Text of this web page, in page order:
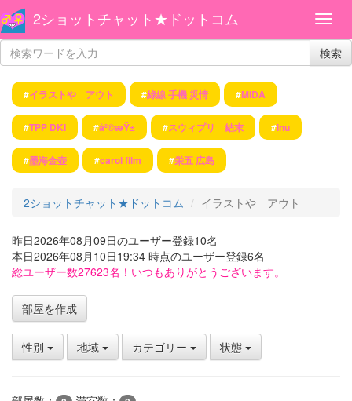
2ショットチャット★ドットコム
検索
#イラストや アウト #綠線 手機 災情 #MIDA
#TPP DKI #å²©æŸ± #スウィプリ 結末 #inu
#墨海金壺 #carol film #栄五 広島
2ショットチャット★ドットコム イラストや アウト
昨日2026年08月09日のユーザー登録10名
本日2026年08月10日19:34 時点のユーザー登録6名
総ユーザー数27623名！いつもありがとうございます。
部屋を作成
性別 地域 カテゴリー 状態